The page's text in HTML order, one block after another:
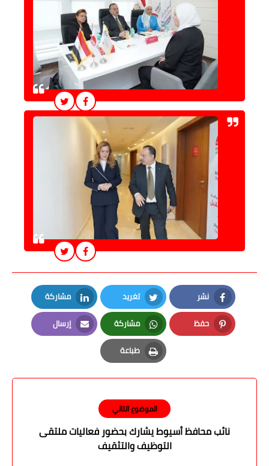
نشر
Facebook
تغريد
Twitter
مشاركة
LinkedIn
حفظ
Pinterest
مشاركة
Whatsapp
إرسال
Email
طباعة
Print
الموضوع التالي
نائب محافظ أسيوط يشارك بحضور فعاليات ملتقى
التوظيف والتثقيف